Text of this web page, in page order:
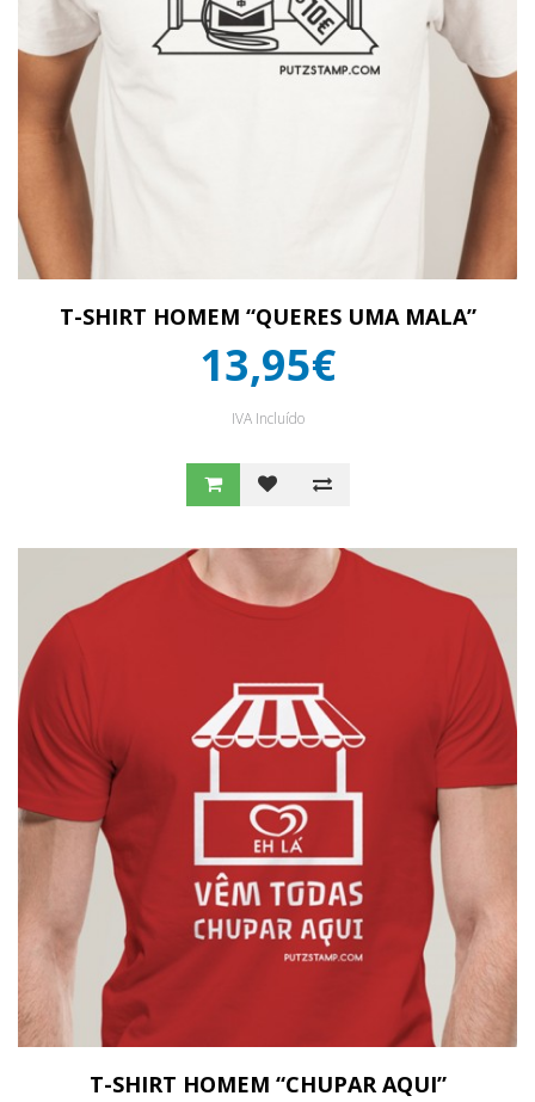
T-SHIRT HOMEM “QUERES UMA MALA”
13,95€
IVA Incluído
T-SHIRT HOMEM “CHUPAR AQUI”